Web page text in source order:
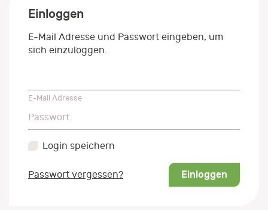
Einloggen
E-Mail Adresse und Passwort eingeben, um
sich einzuloggen.
E-Mail Adresse
Passwort
Passwort
Login speichern
Passwort vergessen? Einloggen